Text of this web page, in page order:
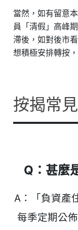
當然，如有留意
員「清假」高峰
滯後，如對後市
想積極安排轉按
按揭常
Q：甚麼
A：「負資產
每季定期公